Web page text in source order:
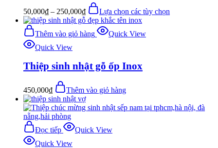
50,000₫ – 250,000₫ Lựa chọn các tùy chọn
Thêm vào giỏ hàng
Quick View
Quick View
Thiệp sinh nhật gỗ ốp Inox
450,000₫ Thêm vào giỏ hàng
Đọc tiếp
Quick View
Quick View